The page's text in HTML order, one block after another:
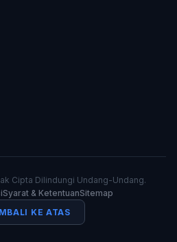
Cipta Dilindungi Undang-Undang.
Syarat & KetentuanSitemap
KE ATAS